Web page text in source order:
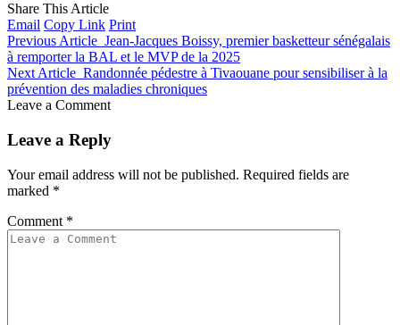
Share This Article
Email Copy Link Print
Previous Article Jean-Jacques Boissy, premier basketteur sénégalais
à remporter la BAL et le MVP de la 2025
Next Article Randonnée pédestre à Tivaouane pour sensibiliser à la
prévention des maladies chroniques
Leave a Comment
Leave a Reply
Your email address will not be published. Required fields are
marked *
Comment *